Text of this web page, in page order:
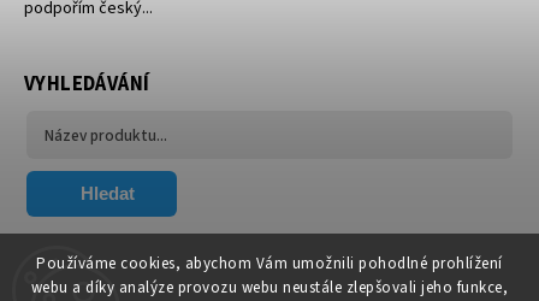
Používáme cookies, abychom Vám umožnili pohodlné prohlížení
webu a díky analýze provozu webu neustále zlepšovali jeho funkce,
podpořím český...
VYHLEDÁVÁNÍ
Hledat
FACEBOOK